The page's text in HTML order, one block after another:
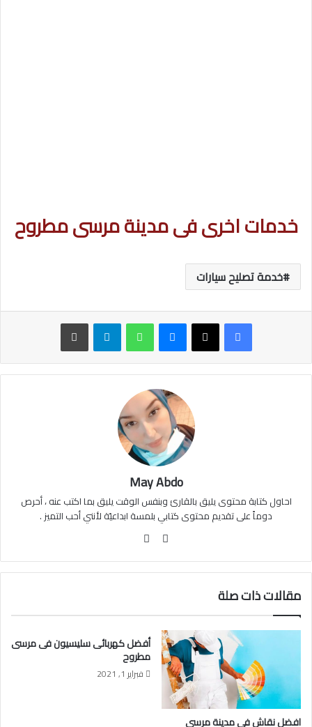
خدمات اخرى فى مدينة مرسى مطروح
خدمة تصليح سيارات
ماسنجر واتساب تيلقرام طباعة
May Abdo
احاول كتابة محتوى يليق بالقارئ وبنفس الوقت يليق بما اكتب عنه ، أحرص
دوماً على تقديم محتوى كتابي بلمسة ابداعيّة لأنني أحب التميز .
موقع
مقالات ذات صلة
افضل نقاش فى مدينة مرسى
أفضل كهربائى سليسيون فى مرسى
مطروح
فبراير 1, 2021